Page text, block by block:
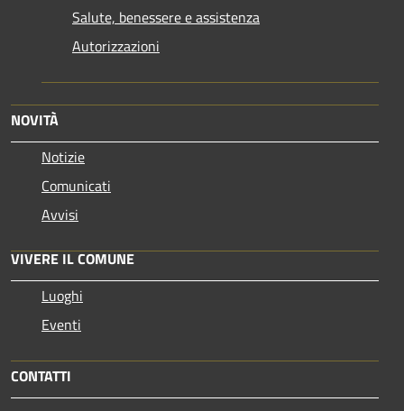
Salute, benessere e assistenza
Autorizzazioni
NOVITÀ
Notizie
Comunicati
Avvisi
VIVERE IL COMUNE
Luoghi
Eventi
CONTATTI